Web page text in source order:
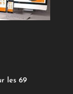
les 69